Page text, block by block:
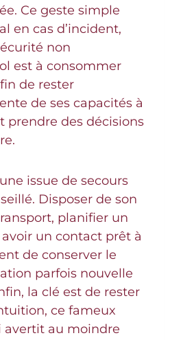
Ce geste simple
en cas d’incident,
non
est à consommer
de rester
de ses capacités à
prendre des décisions
issue de secours
Disposer de son
planifier un
un contact prêt à
de conserver le
parfois nouvelle
la clé est de rester
ce fameux
au moindre